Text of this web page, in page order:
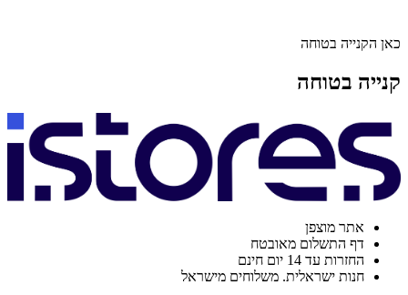
כאן הקנייה בטוחה
קנייה בטוחה
אתר מוצפן
דף התשלום מאובטח
החזרות עד 14 יום חינם
חנות ישראלית. משלוחים מישראל